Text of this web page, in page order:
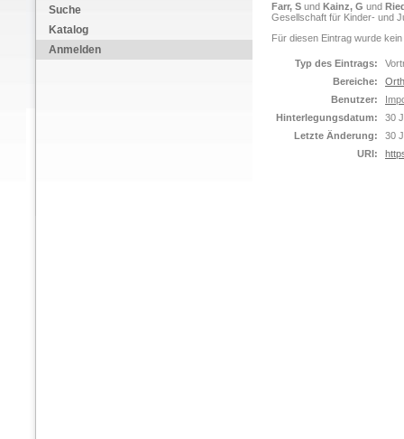
Suche
Katalog
Anmelden
Farr, S und Kainz, G und
Gesellschaft für Kinder- und
Für diesen Eintrag wurde
Typ des Eintrags:
Bereiche:
Benutzer:
Hinterlegungsdatum:
30
Letzte Änderung:
30
URI: